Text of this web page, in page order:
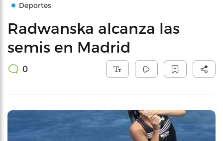
Deportes
Radwanska alcanza las
semis en Madrid
0